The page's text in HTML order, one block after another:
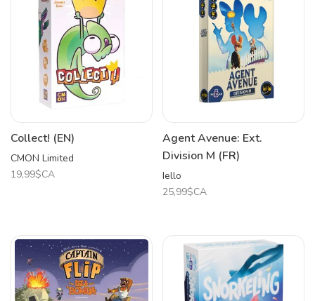
Collect! (EN)
CMON Limited
19,99$CA
Agent Avenue: Ext.
Division M (FR)
Iello
25,99$CA